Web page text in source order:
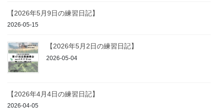
【2026年5月9日の練習日記】
2026-05-15
【2026年5月2日の練習日記】
2026-05-04
【2026年4月4日の練習日記】
2026-04-05